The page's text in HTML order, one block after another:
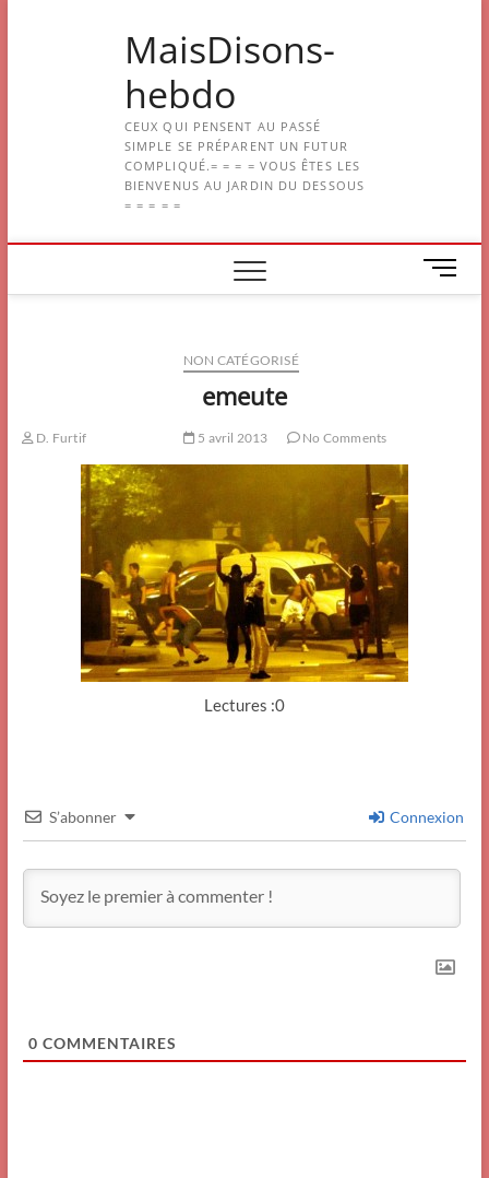
MaisDisons-
hebdo
CEUX QUI PENSENT AU PASSÉ
SIMPLE SE PRÉPARENT UN FUTUR
COMPLIQUÉ.= = = = VOUS ÊTES LES
BIENVENUS AU JARDIN DU DESSOUS
= = = = =
M
e
NON CATÉGORISÉ
emeute
D. Furtif 5 avril 2013 No Comments
Lectures :0
S’abonner Connexion
0 COMMENTAIRES